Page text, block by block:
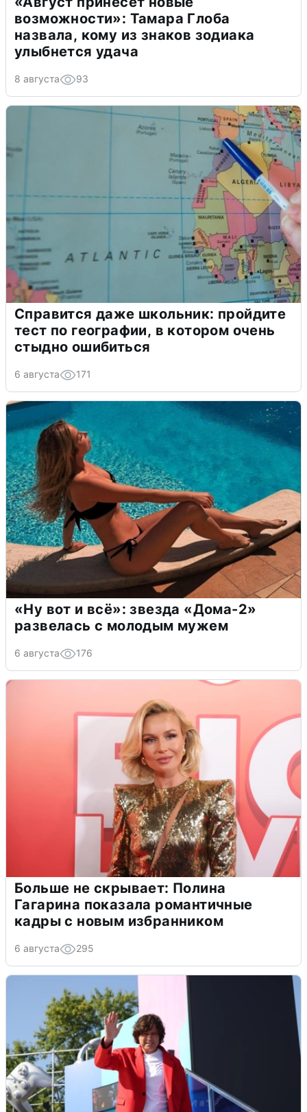
возможности»: Тамара Глоба
назвала, кому из знаков зодиака
улыбнется удача
8 августа 93
Справится даже школьник: пройдите
тест по географии, в котором очень
стыдно ошибиться
6 августа 171
«Ну вот и всё»: звезда «Дома-2»
развелась с молодым мужем
6 августа 176
Больше не скрывает: Полина
Гагарина показала романтичные
кадры с новым избранником
6 августа 295